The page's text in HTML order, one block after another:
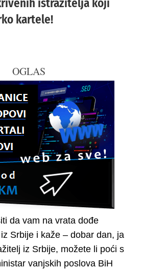
istražitelja koji
kartele!
OGLAS
da vam na vrata dođe
Srbije i kaže – dobar dan, ja
iz Srbije, možete li poći s
vanjskih poslova BiH